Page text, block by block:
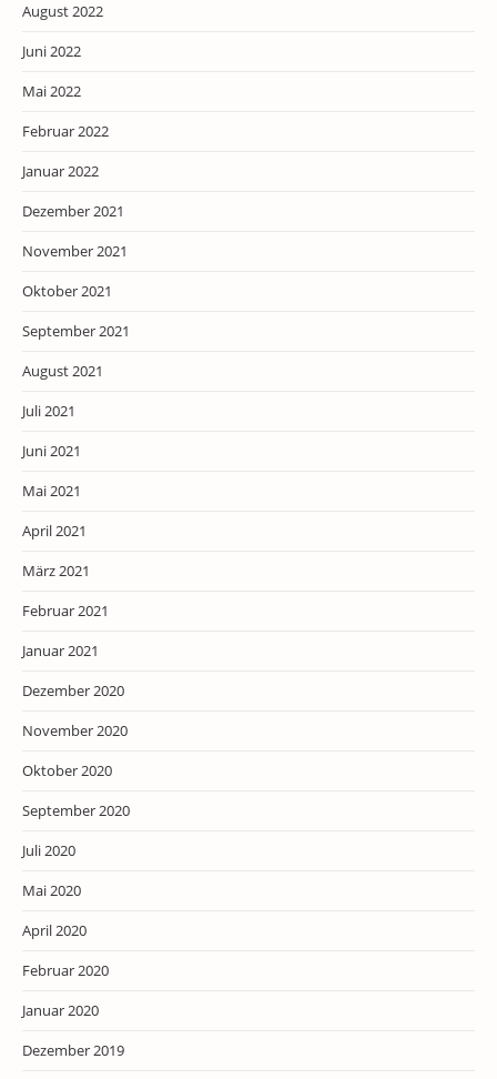
August 2022
Juni 2022
Mai 2022
Februar 2022
Januar 2022
Dezember 2021
November 2021
Oktober 2021
September 2021
August 2021
Juli 2021
Juni 2021
Mai 2021
April 2021
März 2021
Februar 2021
Januar 2021
Dezember 2020
November 2020
Oktober 2020
September 2020
Juli 2020
Mai 2020
April 2020
Februar 2020
Januar 2020
Dezember 2019